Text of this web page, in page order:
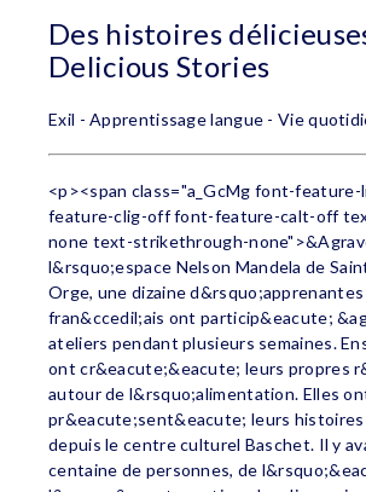
Des histoires
Delicious Stories
Exil - Apprentissage langue - Vie
<p><span class="a_GcMg font-
feature-clig-off font-feature-calt-off
none text-strikethrough-
l&rsquo;espace Nelson Mandela de
Orge, une dizaine d&rsquo;apprenantes
fran&ccedil;ais ont particip&eacute;
ateliers pendant plusieurs semaines.
ont cr&eacute;&eacute; leurs propres
autour de l&rsquo;alimentation. Elles
pr&eacute;sent&eacute; leurs histoires
depuis le centre culturel Baschet. Il y
centaine de personnes, de